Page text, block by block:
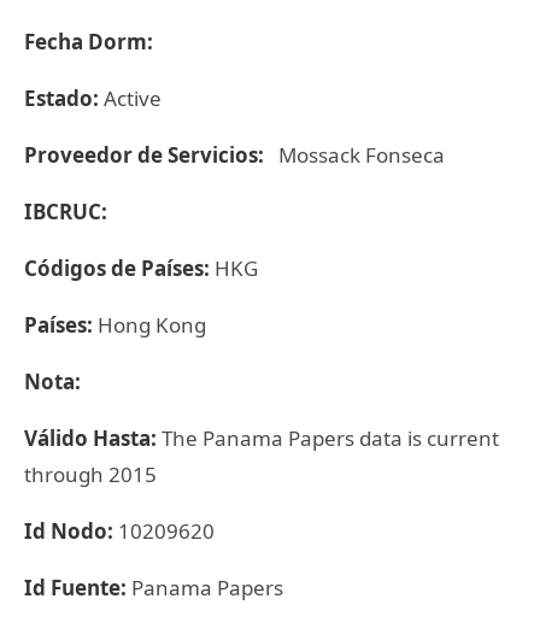
Fecha Dorm:
Estado: Active
Proveedor de Servicios: Mossack Fonseca
IBCRUC:
Códigos de Países: HKG
Países: Hong Kong
Nota:
Válido Hasta: The Panama Papers data is current
through 2015
Id Nodo: 10209620
Id Fuente: Panama Papers